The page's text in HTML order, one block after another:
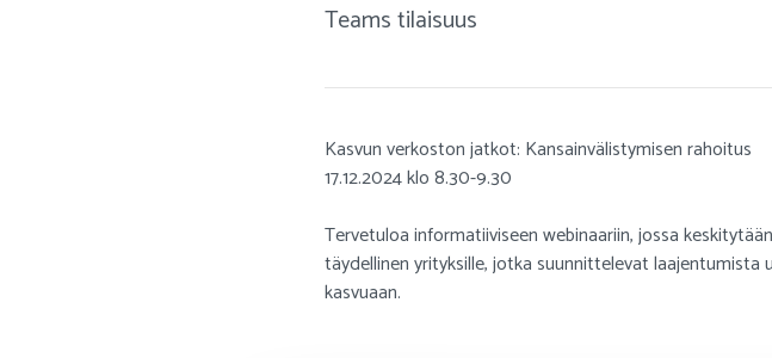
Teams tilaisuus
Kasvun verkoston jatkot: Kansainvälistymisen rahoitus
17.12.2024 klo 8.30-9.30
Tervetuloa informatiiviseen webinaariin, jossa
täydellinen yrityksille, jotka suunnittelevat
kasvuaan.